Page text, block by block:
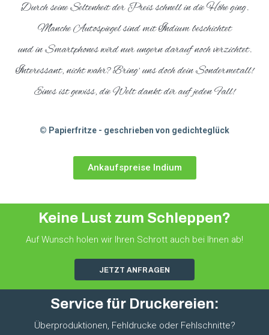
Durch seine Seltenheit der Preis schnell in die Höhe ging.
Manche Autospiegel sind mit Indium beschichtet
und in Smartphones wird nur ungern darauf noch verzichtet.
Interessant, nicht wahr? Bring’ uns doch dein Sondermetall!
Eines ist gewiss, die Welt dankt dir auf jeden Fall!
© Papierfritze - geschrieben von gedichteglück
Ankaufspreise Indium
Keine Lust zum Schleppen?
Auf Wunsch holen wir Ihren Schrott auch bei Ihnen ab!
JETZT ANFRAGEN
Service für Druckereien:
Überproduktionen, Fehldrucke oder Fehlschnitte?